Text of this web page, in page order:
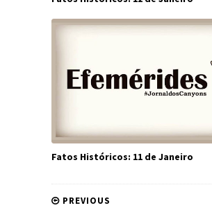
Fatos Históricos: 11 de Janeiro
PREVIOUS